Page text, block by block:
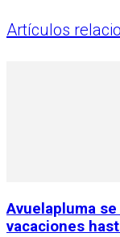
Artículos
Avuelapluma
vacaciones